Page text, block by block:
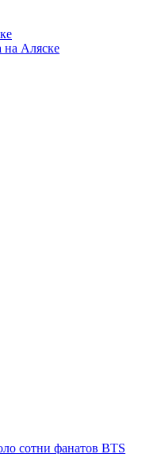
на Аляске
сотни фанатов BTS